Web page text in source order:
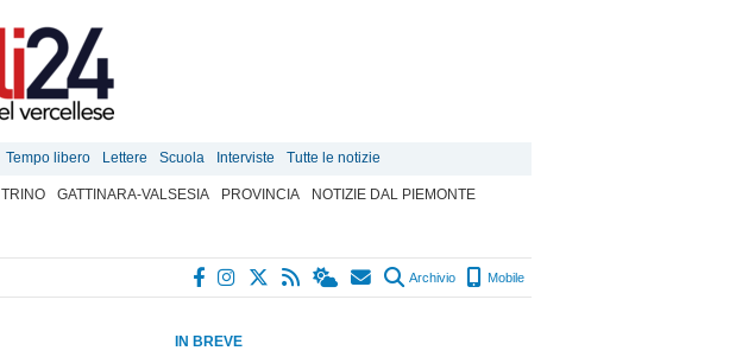
Tempo libero Lettere Scuola Interviste Tutte le notizie
TRINO GATTINARA-VALSESIA PROVINCIA
NOTIZIE DAL PIEMONTE
Archivio Mobile
IN BREVE